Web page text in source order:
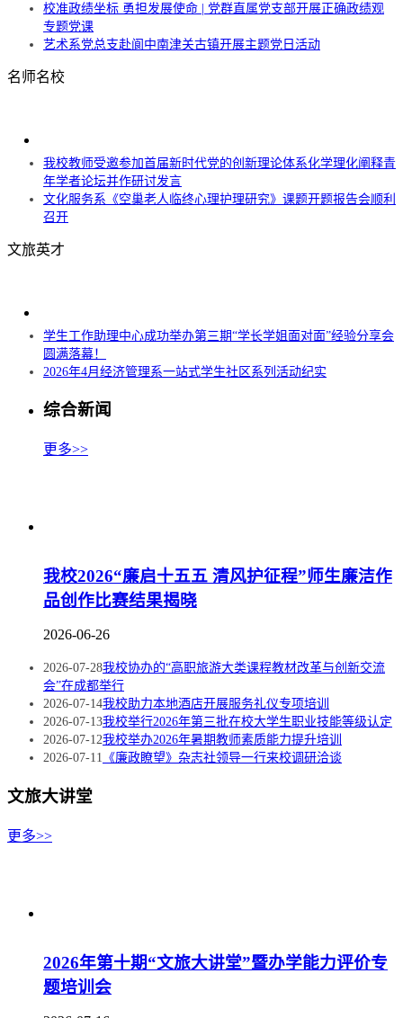
校准政绩坐标 勇担发展使命 | 党群直属党支部开展正确政绩观
专题党课
艺术系党总支赴阆中南津关古镇开展主题党日活动
名师名校
我校教师受邀参加首届新时代党的创新理论体系化学理化阐释青
年学者论坛并作研讨发言
文化服务系《空巢老人临终心理护理研究》课题开题报告会顺利
召开
文旅英才
学生工作助理中心成功举办第三期“学长学姐面对面”经验分享会
圆满落幕！
2026年4月经济管理系一站式学生社区系列活动纪实
综合新闻
更多>>
我校2026“廉启十五五 清风护征程”师生廉洁作
品创作比赛结果揭晓
2026-06-26
2026-07-28我校协办的“高职旅游大类课程教材改革与创新交流
会”在成都举行
2026-07-14我校助力本地酒店开展服务礼仪专项培训
2026-07-13我校举行2026年第三批在校大学生职业技能等级认定
2026-07-12我校举办2026年暑期教师素质能力提升培训
2026-07-11 《廉政瞭望》杂志社领导一行来校调研洽谈
文旅大讲堂
更多>>
2026年第十期“文旅大讲堂”暨办学能力评价专
题培训会